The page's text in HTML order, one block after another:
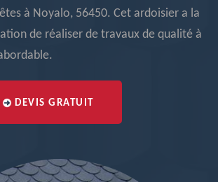
à Noyalo, 56450. Cet ardoisier a la
de réaliser de travaux de qualité à
DEVIS GRATUIT